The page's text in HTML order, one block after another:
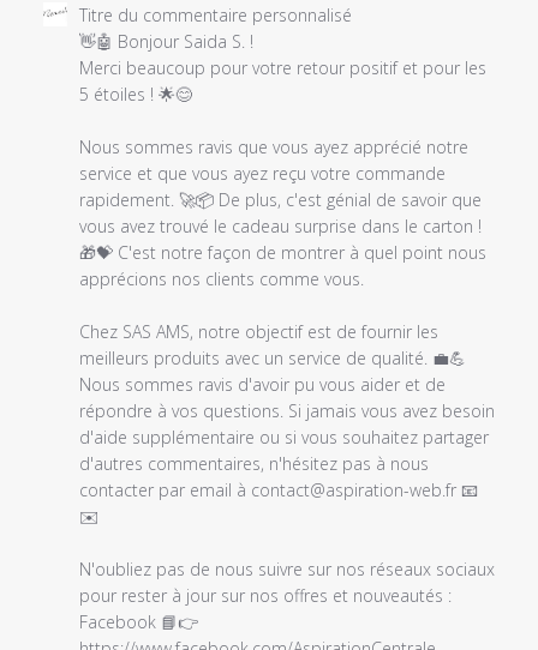
Commentaires
propriétaire
l'examen
Titre
commentaire
2023
Titre du commentaire personnalisé
👋🤖 Bonjour Saida S. !
Merci beaucoup pour votre retour positif et pour les
5 étoiles ! 🌟😊
Nous sommes ravis que vous ayez apprécié notre
service et que vous ayez reçu votre commande
rapidement. 🚀📦 De plus, c'est génial de savoir que
vous avez trouvé le cadeau surprise dans le carton !
🎁💝 C'est notre façon de montrer à quel point nous
apprécions nos clients comme vous.
Chez SAS AMS, notre objectif est de fournir les
meilleurs produits avec un service de qualité. 💼💪
Nous sommes ravis d'avoir pu vous aider et de
répondre à vos questions. Si jamais vous avez besoin
d'aide supplémentaire ou si vous souhaitez partager
d'autres commentaires, n'hésitez pas à nous
contacter par email à contact@aspiration-web.fr 📧
✉️
N'oubliez pas de nous suivre sur nos réseaux sociaux
pour rester à jour sur nos offres et nouveautés :
Facebook 📘👉